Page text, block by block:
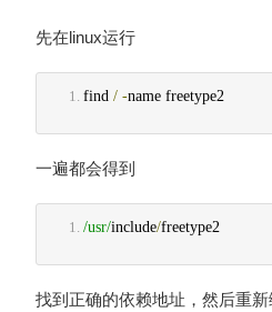
先在linux运行
find / -name freetype2
一遍都会得到
/usr/include/freetype2
找到正确的依赖地址，然后重